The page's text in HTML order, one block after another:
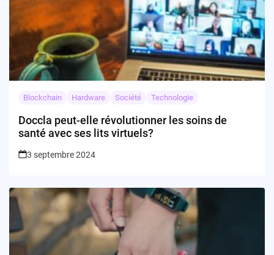
Blockchain Hardware Société Technologie
Doccla peut-elle révolutionner les soins de
santé avec ses lits virtuels?
3 septembre 2024